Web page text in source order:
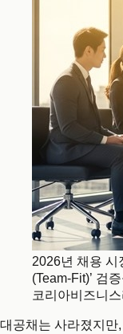
2026년 채용 시
(Team-Fit)’ 검
코리아비즈니
대공채는 사라졌지만